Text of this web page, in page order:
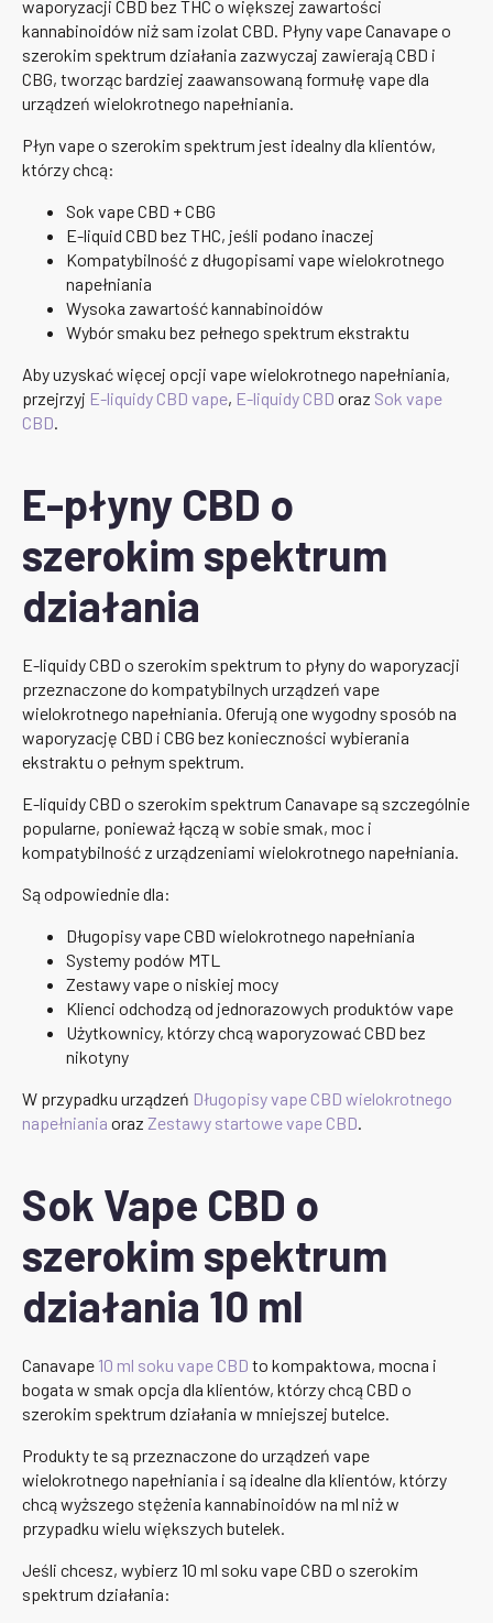
waporyzacji CBD bez THC o większej zawartości
kannabinoidów niż sam izolat CBD. Płyny vape Canavape o
szerokim spektrum działania zazwyczaj zawierają CBD i
CBG, tworząc bardziej zaawansowaną formułę vape dla
urządzeń wielokrotnego napełniania.
Płyn vape o szerokim spektrum jest idealny dla klientów,
którzy chcą:
Sok vape CBD + CBG
E-liquid CBD bez THC, jeśli podano inaczej
Kompatybilność z długopisami vape wielokrotnego
napełniania
Wysoka zawartość kannabinoidów
Wybór smaku bez pełnego spektrum ekstraktu
Aby uzyskać więcej opcji vape wielokrotnego napełniania,
przejrzyj E-liquidy CBD vape, E-liquidy CBD oraz Sok vape
CBD.
E-płyny CBD o
szerokim spektrum
działania
E-liquidy CBD o szerokim spektrum to płyny do waporyzacji
przeznaczone do kompatybilnych urządzeń vape
wielokrotnego napełniania. Oferują one wygodny sposób na
waporyzację CBD i CBG bez konieczności wybierania
ekstraktu o pełnym spektrum.
E-liquidy CBD o szerokim spektrum Canavape są szczególnie
popularne, ponieważ łączą w sobie smak, moc i
kompatybilność z urządzeniami wielokrotnego napełniania.
Są odpowiednie dla:
Długopisy vape CBD wielokrotnego napełniania
Systemy podów MTL
Zestawy vape o niskiej mocy
Klienci odchodzą od jednorazowych produktów vape
Użytkownicy, którzy chcą waporyzować CBD bez
nikotyny
W przypadku urządzeń Długopisy vape CBD wielokrotnego
napełniania oraz Zestawy startowe vape CBD.
Sok Vape CBD o
szerokim spektrum
działania 10 ml
Canavape 10 ml soku vape CBD to kompaktowa, mocna i
bogata w smak opcja dla klientów, którzy chcą CBD o
szerokim spektrum działania w mniejszej butelce.
Produkty te są przeznaczone do urządzeń vape
wielokrotnego napełniania i są idealne dla klientów, którzy
chcą wyższego stężenia kannabinoidów na ml niż w
przypadku wielu większych butelek.
Jeśli chcesz, wybierz 10 ml soku vape CBD o szerokim
spektrum działania: